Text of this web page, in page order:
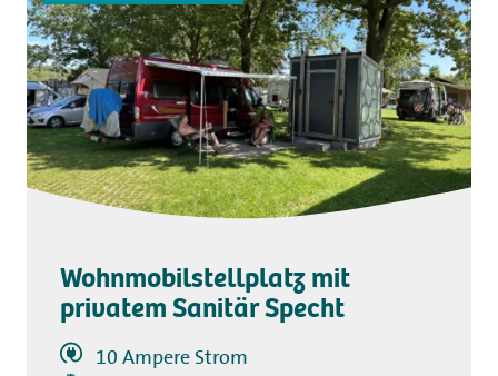
Wohnmobilstellplatz mit
privatem Sanitär Specht
10 Ampere Strom